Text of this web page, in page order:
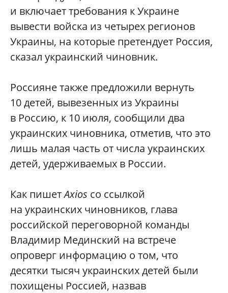
и включает требования к Украине
вывести войска из четырех регионов
Украины, на которые претендует Россия,
сказал украинский чиновник.
Россияне также предложили вернуть
10 детей, вывезенных из Украины
в Россию, к 10 июля, сообщили два
украинских чиновника, отметив, что это
лишь малая часть от числа украинских
детей, удерживаемых в России.
Как пишетAxios со ссылкой
на украинских чиновников, глава
российской переговорной команды
Владимир Мединский на встрече
опроверг информацию о том, что
десятки тысяч украинских детей были
похищены Россией, назвав